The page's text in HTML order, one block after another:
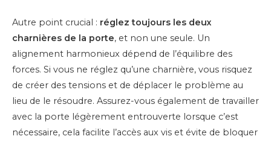
Autre point crucial : réglez toujours les deux
charnières de la porte, et non une seule. Un
alignement harmonieux dépend de l’équilibre des
forces. Si vous ne réglez qu’une charnière, vous risquez
de créer des tensions et de déplacer le problème au
lieu de le résoudre. Assurez-vous également de travailler
avec la porte légèrement entrouverte lorsque c’est
nécessaire, cela facilite l’accès aux vis et évite de bloquer